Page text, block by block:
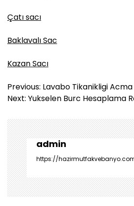
Çatı sacı
Baklavalı Sac
Kazan Sacı
Y
a
ı
g
e
z
i
n
m
Previous: Lavabo Tikanikligi
Next: Yukselen Burc Hesaplama
admin
https://